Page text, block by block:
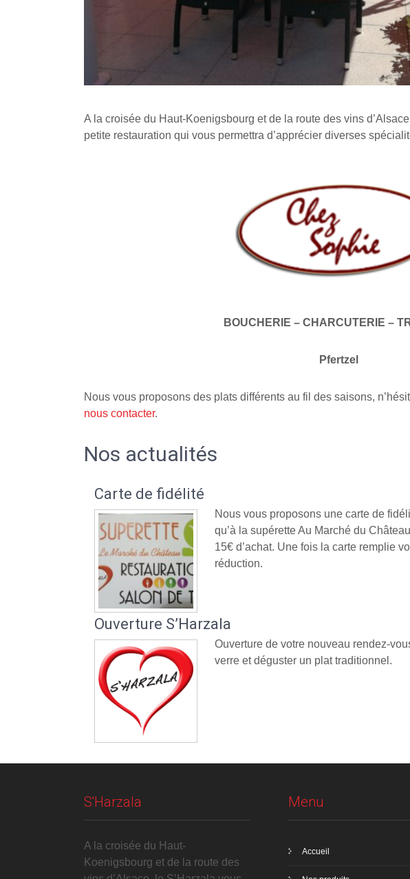
A la croisée du Haut-Koenigsbourg et de la route des vins
petite restauration qui vous permettra d’apprécier diverses
BOUCHERIE – CHARCUTERIE –
Pfertzel
Nous vous proposons des plats différents au fil des saisons,
nous contacter.
Nos actualités
Carte de fidélité
Nous vous proposons une carte de
qu’à la supérette Au Marché du
15€ d’achat. Une fois la carte remplie
réduction.
Ouverture S’Harzala
Ouverture de votre nouveau rendez-
verre et déguster un plat traditionnel.
S'Harzala
A la croisée du Haut-
Koenigsbourg et de la route des
Menu
Accueil